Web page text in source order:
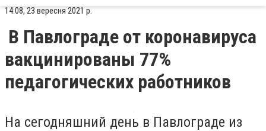
14:08, 23 вересня 2021 р.
В Павлограде от коронавируса
вакцинированы 77%
педагогических работников
На сегодняшний день в Павлограде из